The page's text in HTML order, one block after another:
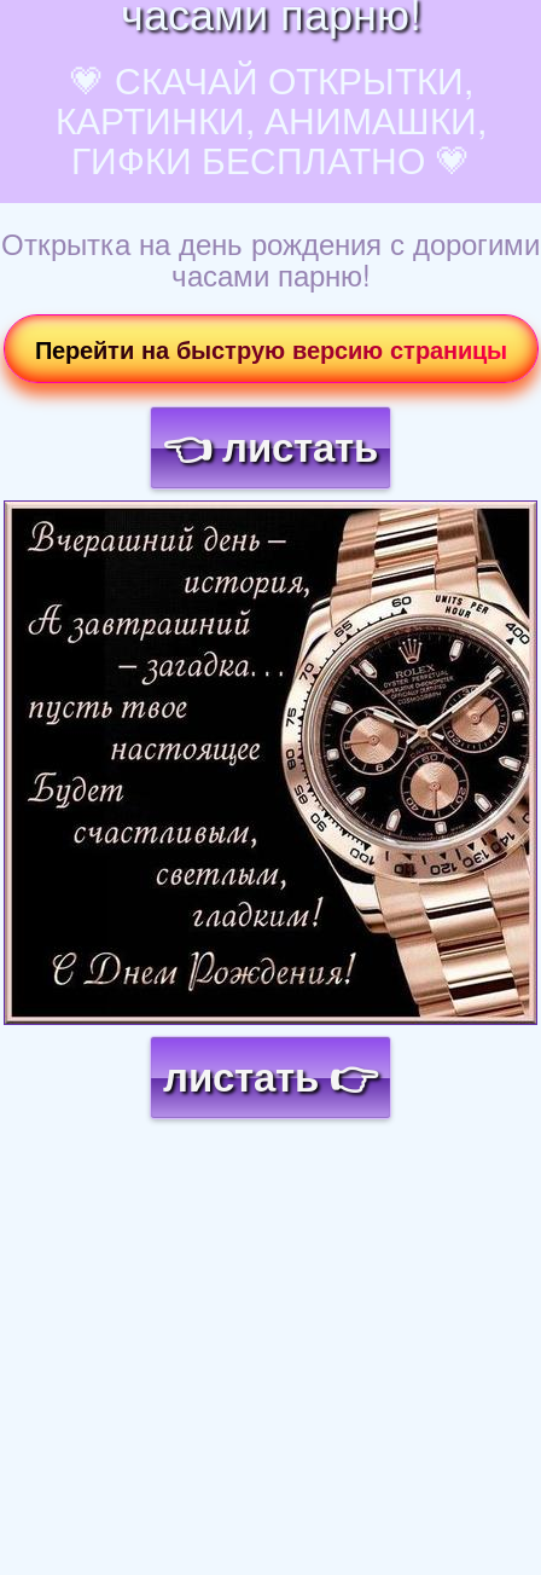
💗 СКАЧАЙ ОТКРЫТКИ,
КАРТИНКИ, АНИМАШКИ,
ГИФКИ БЕСПЛАТНО 💗
Открытка на день рождения с дорогими
часами парню!
Перейти на быструю версию страницы
👈 листать
Загрузка картинки...
листать 👉